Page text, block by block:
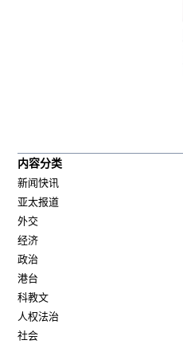
内容分类
新闻快讯
亚太报道
外交
经济
政治
港台
科教文
人权法治
社会